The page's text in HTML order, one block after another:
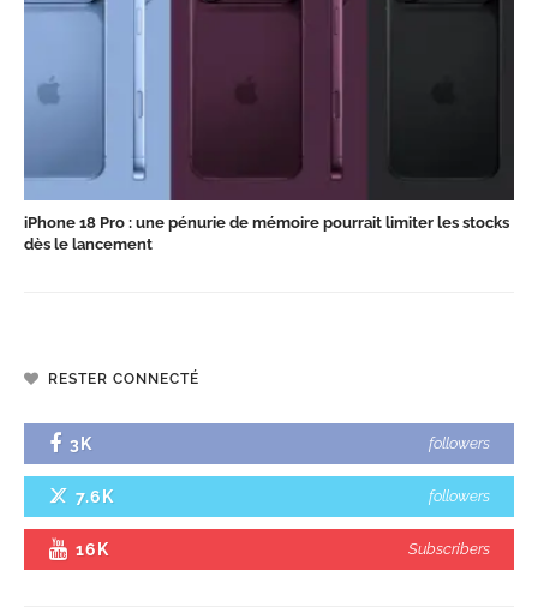
iPhone 18 Pro : une pénurie de mémoire pourrait limiter les stocks
dès le lancement
RESTER CONNECTÉ
3K followers
7.6K followers
16K Subscribers